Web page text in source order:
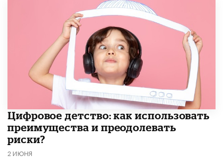
​Цифровое детство: как использовать
преимущества и преодолевать
риски?
2 ИЮНЯ